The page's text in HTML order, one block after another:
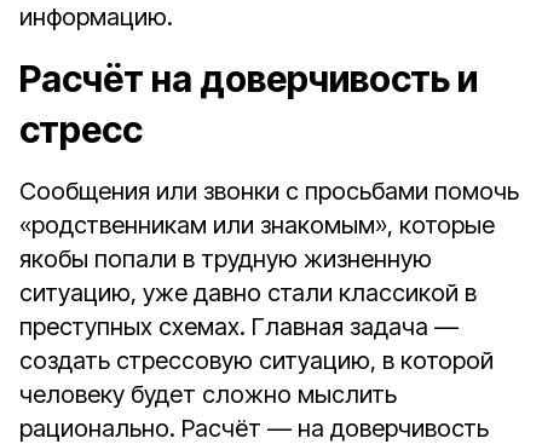
информацию.
Расчёт на доверчивость и
стресс
Сообщения или звонки с просьбами помочь
«родственникам или знакомым», которые
якобы попали в трудную жизненную
ситуацию, уже давно стали классикой в
преступных схемах. Главная задача —
создать стрессовую ситуацию, в которой
человеку будет сложно мыслить
рационально. Расчёт — на доверчивость